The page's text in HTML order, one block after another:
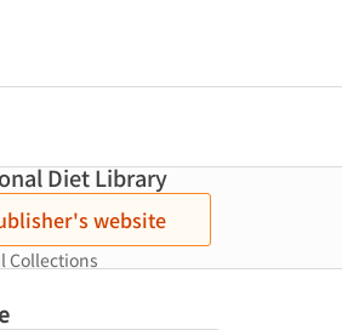
Diet Library
website
Collections